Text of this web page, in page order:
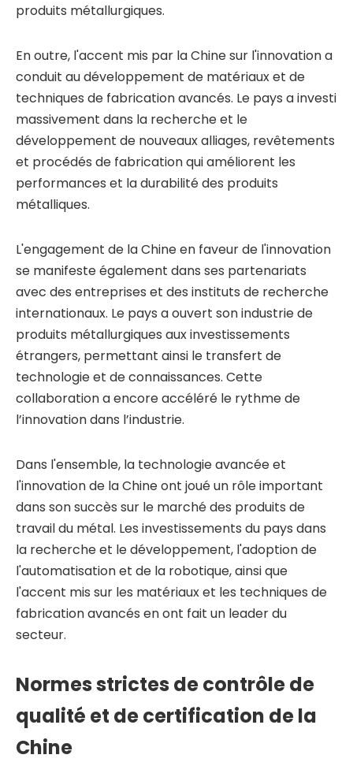
produits métallurgiques.
En outre, l'accent mis par la Chine sur l'innovation a
conduit au développement de matériaux et de
techniques de fabrication avancés. Le pays a investi
massivement dans la recherche et le
développement de nouveaux alliages, revêtements
et procédés de fabrication qui améliorent les
performances et la durabilité des produits
métalliques.
L'engagement de la Chine en faveur de l'innovation
se manifeste également dans ses partenariats
avec des entreprises et des instituts de recherche
internationaux. Le pays a ouvert son industrie de
produits métallurgiques aux investissements
étrangers, permettant ainsi le transfert de
technologie et de connaissances. Cette
collaboration a encore accéléré le rythme de
l’innovation dans l’industrie.
Dans l'ensemble, la technologie avancée et
l'innovation de la Chine ont joué un rôle important
dans son succès sur le marché des produits de
travail du métal. Les investissements du pays dans
la recherche et le développement, l'adoption de
l'automatisation et de la robotique, ainsi que
l'accent mis sur les matériaux et les techniques de
fabrication avancés en ont fait un leader du
secteur.
Normes strictes de contrôle de
qualité et de certification de la
Chine